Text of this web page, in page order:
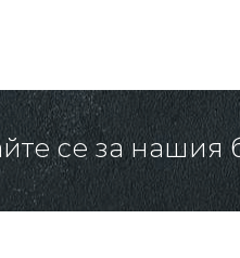
се за нашия